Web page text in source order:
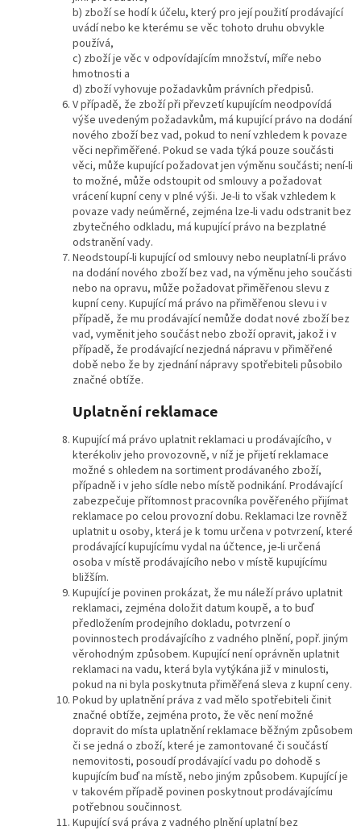
b) zboží se hodí k účelu, který pro její použití prodávající
uvádí nebo ke kterému se věc tohoto druhu obvykle
používá,
c) zboží je věc v odpovídajícím množství, míře nebo
hmotnosti a
d) zboží vyhovuje požadavkům právních předpisů.
V případě, že zboží při převzetí kupujícím neodpovídá
výše uvedeným požadavkům, má kupující právo na dodání
nového zboží bez vad, pokud to není vzhledem k povaze
věci nepřiměřené. Pokud se vada týká pouze součásti
věci, může kupující požadovat jen výměnu součásti; není-li
to možné, může odstoupit od smlouvy a požadovat
vrácení kupní ceny v plné výši. Je-li to však vzhledem k
povaze vady neúměrné, zejména lze-li vadu odstranit bez
zbytečného odkladu, má kupující právo na bezplatné
odstranění vady.
Neodstoupí-li kupující od smlouvy nebo neuplatní-li právo
na dodání nového zboží bez vad, na výměnu jeho součásti
nebo na opravu, může požadovat přiměřenou slevu z
kupní ceny. Kupující má právo na přiměřenou slevu i v
případě, že mu prodávající nemůže dodat nové zboží bez
vad, vyměnit jeho součást nebo zboží opravit, jakož i v
případě, že prodávající nezjedná nápravu v přiměřené
době nebo že by zjednání nápravy spotřebiteli působilo
značné obtíže.
Uplatnění reklamace
Kupující má právo uplatnit reklamaci u prodávajícího, v
kterékoliv jeho provozovně, v níž je přijetí reklamace
možné s ohledem na sortiment prodávaného zboží,
případně i v jeho sídle nebo místě podnikání. Prodávající
zabezpečuje přítomnost pracovníka pověřeného přijímat
reklamace po celou provozní dobu. Reklamaci lze rovněž
uplatnit u osoby, která je k tomu určena v potvrzení, které
prodávající kupujícímu vydal na účtence, je-li určená
osoba v místě prodávajícího nebo v místě kupujícímu
bližším.
Kupující je povinen prokázat, že mu náleží právo uplatnit
reklamaci, zejména doložit datum koupě, a to buď
předložením prodejního dokladu, potvrzení o
povinnostech prodávajícího z vadného plnění, popř. jiným
věrohodným způsobem. Kupující není oprávněn uplatnit
reklamaci na vadu, která byla vytýkána již v minulosti,
pokud na ni byla poskytnuta přiměřená sleva z kupní ceny.
Pokud by uplatnění práva z vad mělo spotřebiteli činit
značné obtíže, zejména proto, že věc není možné
dopravit do místa uplatnění reklamace běžným způsobem
či se jedná o zboží, které je zamontované či součástí
nemovitosti, posoudí prodávající vadu po dohodě s
kupujícím buď na místě, nebo jiným způsobem. Kupující je
v takovém případě povinen poskytnout prodávajícímu
potřebnou součinnost.
Kupující svá práva z vadného plnění uplatní bez